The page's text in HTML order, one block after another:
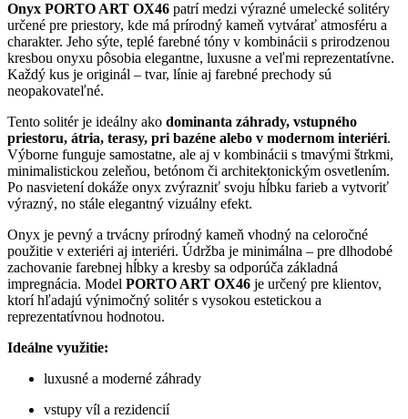
Onyx PORTO ART OX46 patrí medzi výrazné umelecké solitéry
určené pre priestory, kde má prírodný kameň vytvárať atmosféru a
charakter. Jeho sýte, teplé farebné tóny v kombinácii s prirodzenou
kresbou onyxu pôsobia elegantne, luxusne a veľmi reprezentatívne.
Každý kus je originál – tvar, línie aj farebné prechody sú
neopakovateľné.
Tento solitér je ideálny ako dominanta záhrady, vstupného
priestoru, átria, terasy, pri bazéne alebo v modernom interiéri.
Výborne funguje samostatne, ale aj v kombinácii s tmavými štrkmi,
minimalistickou zeleňou, betónom či architektonickým osvetlením.
Po nasvietení dokáže onyx zvýrazniť svoju hĺbku farieb a vytvoriť
výrazný, no stále elegantný vizuálny efekt.
Onyx je pevný a trvácny prírodný kameň vhodný na celoročné
použitie v exteriéri aj interiéri. Údržba je minimálna – pre dlhodobé
zachovanie farebnej hĺbky a kresby sa odporúča základná
impregnácia. Model PORTO ART OX46 je určený pre klientov,
ktorí hľadajú výnimočný solitér s vysokou estetickou a
reprezentatívnou hodnotou.
Ideálne využitie:
luxusné a moderné záhrady
vstupy víl a rezidencií